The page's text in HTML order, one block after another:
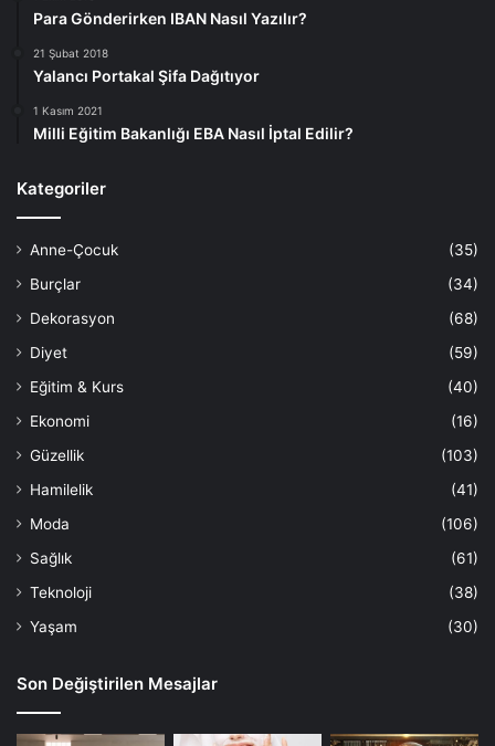
Para Gönderirken IBAN Nasıl Yazılır?
21 Şubat 2018
Yalancı Portakal Şifa Dağıtıyor
1 Kasım 2021
Milli Eğitim Bakanlığı EBA Nasıl İptal Edilir?
Kategoriler
Anne-Çocuk
(35)
Burçlar
(34)
Dekorasyon
(68)
Diyet
(59)
Eğitim & Kurs
(40)
Ekonomi
(16)
Güzellik
(103)
Hamilelik
(41)
Moda
(106)
Sağlık
(61)
Teknoloji
(38)
Yaşam
(30)
Son Değiştirilen Mesajlar